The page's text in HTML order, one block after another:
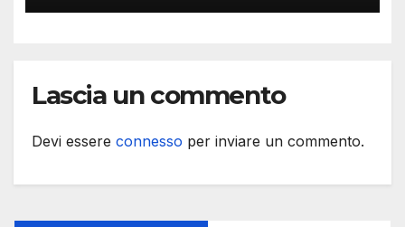
Lascia un commento
Devi essere connesso per inviare un commento.